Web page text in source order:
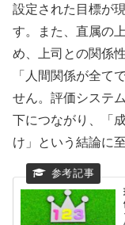
設定された目標が
す。また、直属の
め、上司との関係
「人間関係が全て
せん。評価システ
下につながり、「
け」という結論に